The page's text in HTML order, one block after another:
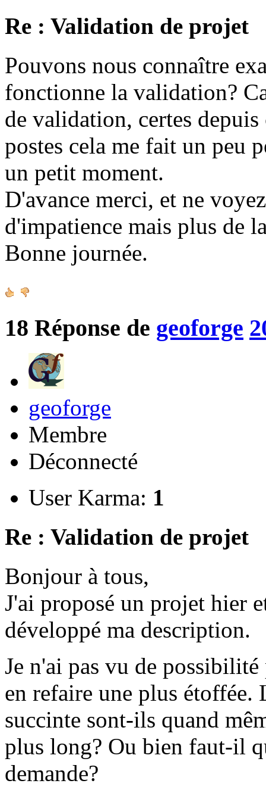
Re : Validation de projet
Pouvons nous connaître
fonctionne la validation?
de validation, certes
postes cela me fait un peu
un petit moment.
D'avance merci, et ne
d'impatience mais plus de
Bonne journée.
18 Réponse de geoforge
geoforge
Membre
Déconnecté
User Karma: 1
Re : Validation de projet
Bonjour à tous,
J'ai proposé un projet hier
développé ma description.
Je n'ai pas vu de
en refaire une plus étoffée.
succinte sont-ils quand
plus long? Ou bien faut-il
demande?